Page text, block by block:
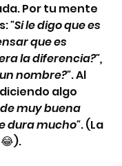
Por tu mente
"Si le digo que es
que es
la diferencia?",
nombre?". Al
algo
de muy buena
dura mucho". (La